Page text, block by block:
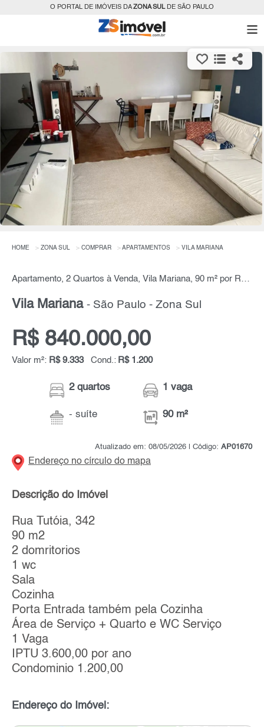
O PORTAL DE IMÓVEIS DAZONA SULDE SÃO PAULO
HOME ZONA SUL COMPRAR APARTAMENTOS VILA MARIANA
Apartamento, 2 Quartos à Venda, Vila Mariana, 90 m² por R$ 840.000,00
Vila Mariana - São Paulo - Zona Sul
R$ 840.000,00
Valor m²: R$ 9.333 Cond.: R$ 1.200
2 quartos
- suíte
1 vaga
90 m²
Atualizado em: 08/05/2026 | Código: AP01670
Endereço no círculo do mapa
Descrição do Imóvel
Rua Tutóia, 342
90 m2
2 domritorios
1 wc
Sala
Cozinha
Porta Entrada também pela Cozinha
Área de Serviço + Quarto e WC Serviço
1 Vaga
IPTU 3.600,00 por ano
Condominio 1.200,00
Endereço do Imóvel: